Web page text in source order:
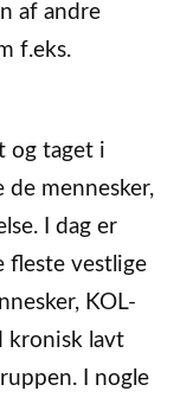
af andre
f.eks.
og taget i
de mennesker,
I dag er
fleste vestlige
KOL-
kronisk lavt
I nogle